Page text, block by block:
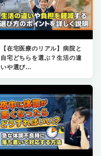
【在宅医療のリアル】病院と
自宅どちらを選ぶ？生活の違
いや選び…